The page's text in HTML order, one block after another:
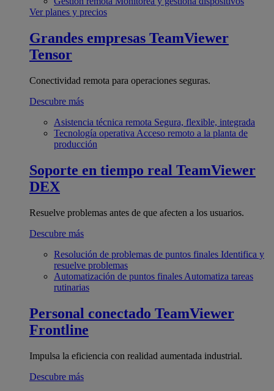
Ver planes y precios
Grandes empresas TeamViewer
Tensor
Conectividad remota para operaciones seguras.
Descubre más
Asistencia técnica remota Segura, flexible, integrada
Tecnología operativa Acceso remoto a la planta de
producción
Soporte en tiempo real TeamViewer
DEX
Resuelve problemas antes de que afecten a los usuarios.
Descubre más
Resolución de problemas de puntos finales Identifica y
resuelve problemas
Automatización de puntos finales Automatiza tareas
rutinarias
Personal conectado TeamViewer
Frontline
Impulsa la eficiencia con realidad aumentada industrial.
Descubre más